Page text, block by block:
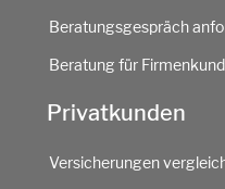
Beratungsgespräch
Beratung für
Privatkunden
Versicherungen